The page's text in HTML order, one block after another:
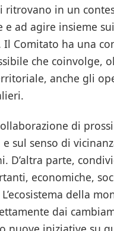
ritrovano in un
e ad agire insieme
Il Comitato ha una
che coinvolge,
anche gli
di
sul senso di
D’altra parte,
economiche,
della
dai